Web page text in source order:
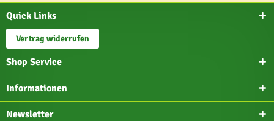
Quick Links
Vertrag widerrufen
Shop Service
Informationen
Newsletter